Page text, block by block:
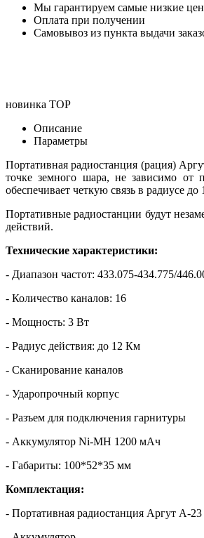
Мы гарантируем самые низкие
Оплата при получении
Самовывоз из пункта выдачи
новинка TOP
Описание
Параметры
Портативная радиостанция (рация)
точке земного шара, не зависимо от
обеспечивает четкую связь в радиусе
Портативные радиостанции будут
действий.
Технические характеристики:
- Диапазон частот: 433.075-434.775/
- Количество каналов: 16
- Мощность: 3 Вт
- Радиус действия: до 12 Км
- Сканирование каналов
- Ударопрочный корпус
- Разъем для подключения гарнитуры
- Аккумулятор Ni-MH 1200 мАч
- Габариты: 100*52*35 мм
Комплектация:
- Портативная радиостанция Аргут А-23